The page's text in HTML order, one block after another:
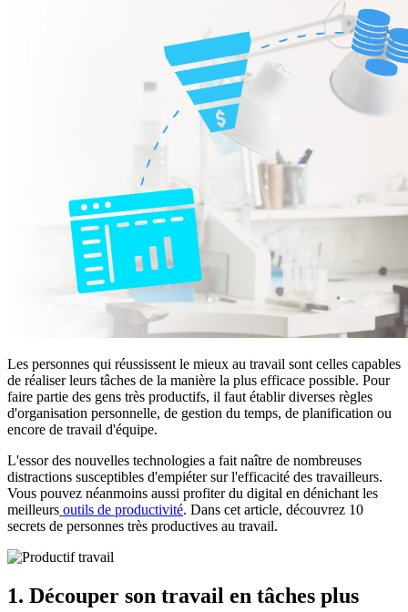
Les personnes qui réussissent le mieux au travail sont celles capables
de réaliser leurs tâches de la manière la plus efficace possible. Pour
faire partie des gens très productifs, il faut établir diverses règles
d'organisation personnelle, de gestion du temps, de planification ou
encore de travail d'équipe.
L'essor des nouvelles technologies a fait naître de nombreuses
distractions susceptibles d'empiéter sur l'efficacité des travailleurs.
Vous pouvez néanmoins aussi profiter du digital en dénichant les
meilleurs outils de productivité. Dans cet article, découvrez 10
secrets de personnes très productives au travail.
1. Découper son travail en tâches plus